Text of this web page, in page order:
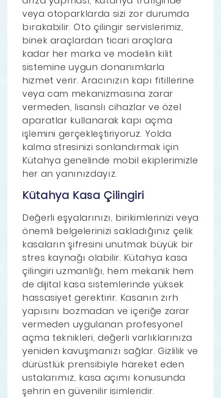
veya otoparklarda sizi zor durumda
bırakabilir. Oto çilingir servislerimiz,
binek araçlardan ticari araçlara
kadar her marka ve modelin kilit
sistemine uygun donanımlarla
hizmet verir. Aracınızın kapı fitillerine
veya cam mekanizmasına zarar
vermeden, lisanslı cihazlar ve özel
aparatlar kullanarak kapı açma
işlemini gerçekleştiriyoruz. Yolda
kalma stresinizi sonlandırmak için
Kütahya genelinde mobil ekiplerimizle
her an yanınızdayız.
Kütahya Kasa Çilingiri
Değerli eşyalarınızı, birikimlerinizi veya
önemli belgelerinizi sakladığınız çelik
kasaların şifresini unutmak büyük bir
stres kaynağı olabilir. Kütahya kasa
çilingiri uzmanlığı, hem mekanik hem
de dijital kasa sistemlerinde yüksek
hassasiyet gerektirir. Kasanın zırh
yapısını bozmadan ve içeriğe zarar
vermeden uygulanan profesyonel
açma teknikleri, değerli varlıklarınıza
yeniden kavuşmanızı sağlar. Gizlilik ve
dürüstlük prensibiyle hareket eden
ustalarımız, kasa açımı konusunda
şehrin en güvenilir isimleridir.